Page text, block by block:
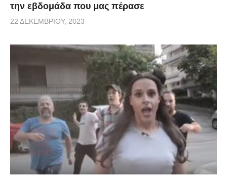
την εβδομάδα που μας πέρασε
22 ΔΕΚΕΜΒΡΊΟΥ, 2023